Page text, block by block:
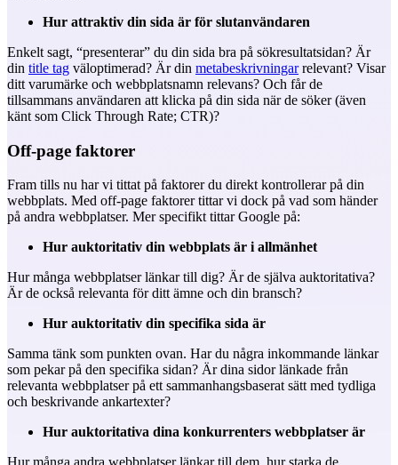
Hur attraktiv din sida är för slutanvändaren
Enkelt sagt, “presenterar” du din sida bra på sökresultatsidan? Är
din title tag väloptimerad? Är din metabeskrivningar relevant? Visar
ditt varumärke och webbplatsnamn relevans? Och får de
tillsammans användaren att klicka på din sida när de söker (även
känt som Click Through Rate; CTR)?
Off-page faktorer
Fram tills nu har vi tittat på faktorer du direkt kontrollerar på din
webbplats. Med off-page faktorer tittar vi dock på vad som händer
på andra webbplatser. Mer specifikt tittar Google på:
Hur auktoritativ din webbplats är i allmänhet
Hur många webbplatser länkar till dig? Är de själva auktoritativa?
Är de också relevanta för ditt ämne och din bransch?
Hur auktoritativ din specifika sida är
Samma tänk som punkten ovan. Har du några inkommande länkar
som pekar på den specifika sidan? Är dina sidor länkade från
relevanta webbplatser på ett sammanhangsbaserat sätt med tydliga
och beskrivande ankartexter?
Hur auktoritativa dina konkurrenters webbplatser är